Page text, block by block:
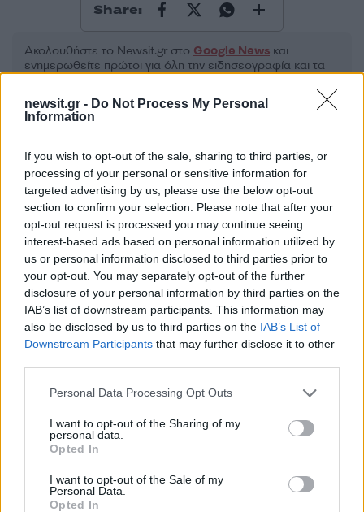
newsit.gr - Do Not Process My Personal
Information
If you wish to opt-out of the sale, sharing to third parties, or
processing of your personal or sensitive information for
targeted advertising by us, please use the below opt-out
section to confirm your selection. Please note that after your
opt-out request is processed you may continue seeing
interest-based ads based on personal information utilized by
us or personal information disclosed to third parties prior to
your opt-out. You may separately opt-out of the further
disclosure of your personal information by third parties on the
IAB’s list of downstream participants. This information may
also be disclosed by us to third parties on the IAB’s List of
Downstream Participants that may further disclose it to other
Please note that this website/app uses one or more Google
not limited to your visit or usage behaviour. You may click to
grant or deny consent to Google and its third-party tags to
use your data for below specified purposes in below Google
consent section.
Personal Data Processing Opt Outs
I want to opt-out of the Sharing of my
personal data.
Opted In
I want to opt-out of the Sale of my
Personal Data.
Opted In
Share:
Ακολουθήστε το Νewsit.gr στο Google News και
ενημερωθείτε πρώτοι για όλη την ειδησεογραφία και τα
Πιο δημοφιλή
1 Έφυγαν οι συνεργάτες, μένει η Μαρία
Καρυστιανού - Η επόμενη μέρα για την
«Ελπίδα για τη Δημοκρατία»
2Σαμοθράκη: «Μαμά νόμιζες ότι δε θα σε
ξαναδώ;» – Τα πρώτα λόγια του 22χρονου
που έπεσε σε κανάλι με καυτό νερό
3Ψάθα: «Δεν υπήρξε τεχνικό πρόβλημα με
τα δύο ελικόπτερα» κατέθεσαν ο Βρετανός
στάχτη το όνειρο οικογένειας από τη
Πελοπόννησο – «Δεν χάσαμε μόνο ένα
σπίτι»
που έτρεχε με 182 χιλιόμετρα την ώρα σε
δρόμο με όριο τα 80